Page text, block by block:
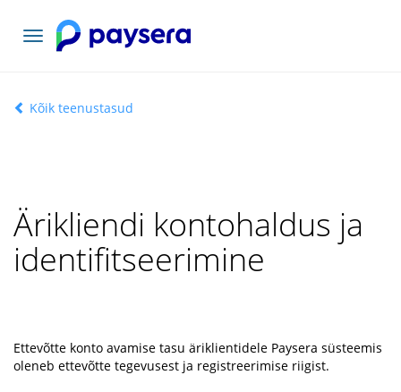
Vaheta
navigatsiooni
Kõik teenustasud
Ärikliendi kontohaldus ja
identifitseerimine
Ettevõtte konto avamise tasu äriklientidele Paysera süsteemis
oleneb ettevõtte tegevusest ja registreerimise riigist.